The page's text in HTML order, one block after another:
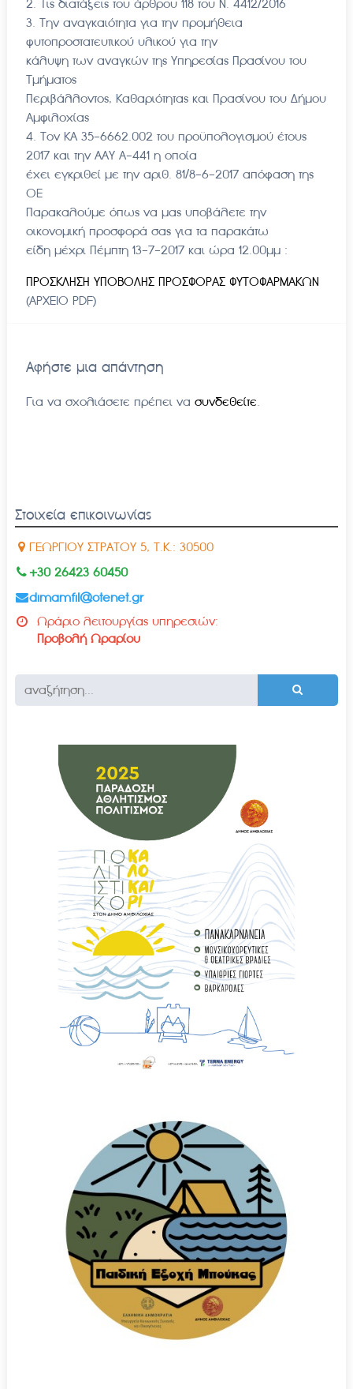
2. Τις διατάξεις του άρθρου 118 του Ν. 4412/2016
3. Την αναγκαιότητα για την προμήθεια
φυτοπροστατευτικού υλικού για την
κάλυψη των αναγκών της Υπηρεσίας Πρασίνου του
Τμήματος
Περιβάλλοντος, Καθαριότητας και Πρασίνου του Δήμου
Αμφιλοχίας
4. Τον ΚΑ 35-6662.002 του προϋπολογισμού έτους
2017 και την ΑΑΥ Α-441 η οποία
έχει εγκριθεί με την αριθ. 81/8-6-2017 απόφαση της
ΟΕ
Παρακαλούμε όπως να μας υποβάλετε την
οικονομική προσφορά σας για τα παρακάτω
είδη μέχρι Πέμπτη 13-7-2017 και ώρα 12.00μμ :
ΠΡΟΣΚΛΗΣΗ ΥΠΟΒΟΛΗΣ ΠΡΟΣΦΟΡΑΣ ΦΥΤΟΦΑΡΜΑΚΩΝ
(ΑΡΧΕΙΟ PDF)
Αφήστε μια απάντηση
Για να σχολιάσετε πρέπει να συνδεθείτε.
Στοιχεία επικοινωνίας
ΓΕΩΡΓΙΟΥ ΣΤΡΑΤΟΥ 5, Τ.Κ.: 30500
+30 26423 60450
dimamfil@otenet.gr
Ωράριο λειτουργίας υπηρεσιών:
Προβολή Ωραρίου